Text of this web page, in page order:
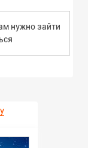
нужно зайти